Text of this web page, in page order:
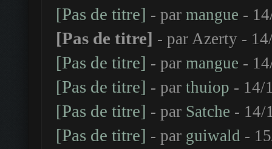
[Pas de titre] - par mangue -
[Pas de titre] - par Azerty -
[Pas de titre] - par mangue -
[Pas de titre] - par thuiop - 14/
[Pas de titre] - par Satche - 14/
[Pas de titre] - par guiwald -